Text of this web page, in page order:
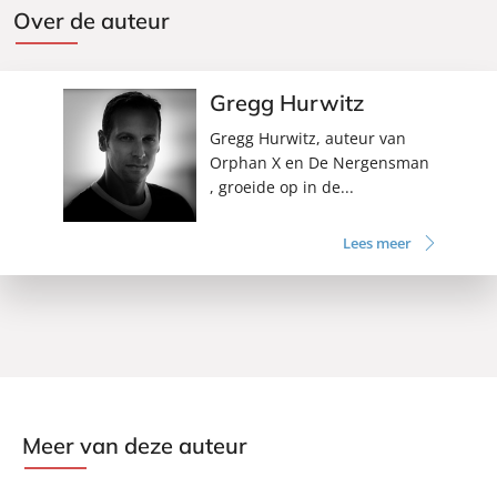
Over de auteur
Gregg Hurwitz
Gregg Hurwitz, auteur van
Orphan X en De Nergensman
, groeide op in de...
Lees meer
Meer van deze auteur